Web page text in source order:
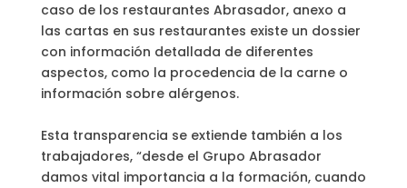
caso de los restaurantes Abrasador, anexo a
las cartas en sus restaurantes existe un dossier
con información detallada de diferentes
aspectos, como la procedencia de la carne o
información sobre alérgenos.
Esta transparencia se extiende también a los
trabajadores, “desde el Grupo Abrasador
damos vital importancia a la formación, cuando